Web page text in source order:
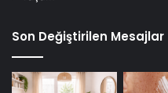
Son Değiştirilen Mesajlar